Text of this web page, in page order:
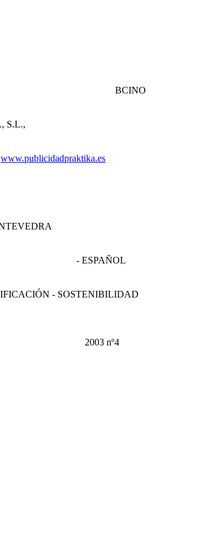
BCINO
S.L.,
www.publicidadpraktika.es
- ESPAÑOL
- SOSTENIBILIDAD
2003 nº4